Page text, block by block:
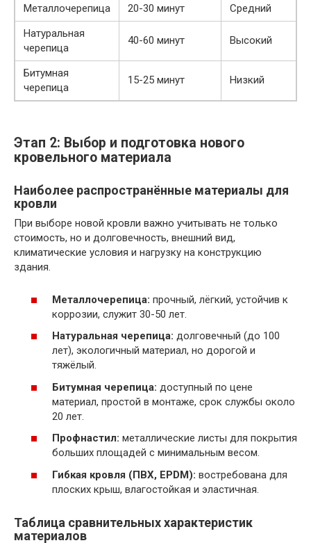
Металлочерепица 20-30 минут
Средний
Натуральная
черепица
40-60 минут Высокий
Битумная
черепица
15-25 минут Низкий
Этап 2: Выбор и подготовка нового
кровельного материала
Наиболее распространённые материалы для
кровли
При выборе новой кровли важно учитывать не только
стоимость, но и долговечность, внешний вид,
климатические условия и нагрузку на конструкцию
здания.
Металлочерепица: прочный, лёгкий, устойчив к
коррозии, служит 30-50 лет.
Натуральная черепица: долговечный (до 100
лет), экологичный материал, но дорогой и
тяжёлый.
Битумная черепица: доступный по цене
материал, простой в монтаже, срок службы около
20 лет.
Профнастил: металлические листы для покрытия
больших площадей с минимальным весом.
Гибкая кровля (ПВХ, EPDM): востребована для
плоских крыш, влагостойкая и эластичная.
Таблица сравнительных характеристик
материалов